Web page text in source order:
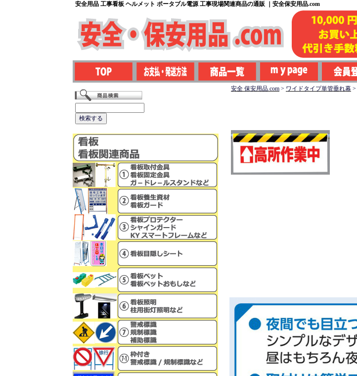
安全用品 工事看板 ヘルメット ポータブル電源 工事現場関連商品の通販 ｜安全保安用品.com
安全 保安用品.com > ワイドタイプ単管垂れ幕 >